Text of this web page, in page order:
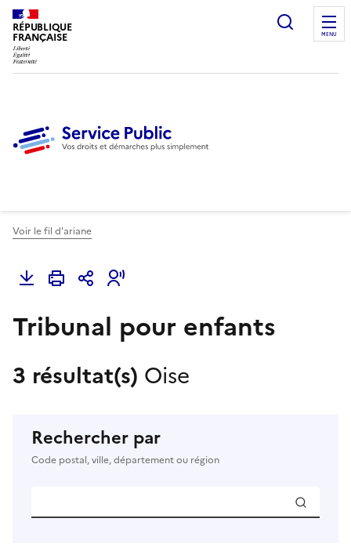
RÉPUBLIQUE
FRANÇAISE
Ouvrir
MENU
Voir le fil d'ariane
Tribunal pour enfants
3 résultat(s) Oise
Rechercher par
Code postal, ville, département ou région